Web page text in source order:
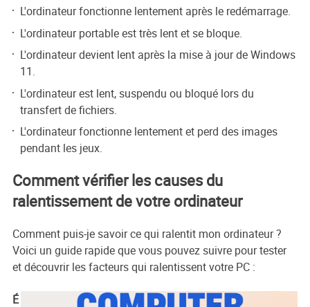
L'ordinateur fonctionne lentement après le redémarrage.
L'ordinateur portable est très lent et se bloque.
L'ordinateur devient lent après la mise à jour de Windows
11.
L'ordinateur est lent, suspendu ou bloqué lors du
transfert de fichiers.
L'ordinateur fonctionne lentement et perd des images
pendant les jeux.
Comment vérifier les causes du
ralentissement de votre ordinateur
Comment puis-je savoir ce qui ralentit mon ordinateur ?
Voici un guide rapide que vous pouvez suivre pour tester
et découvrir les facteurs qui ralentissent votre PC :
É